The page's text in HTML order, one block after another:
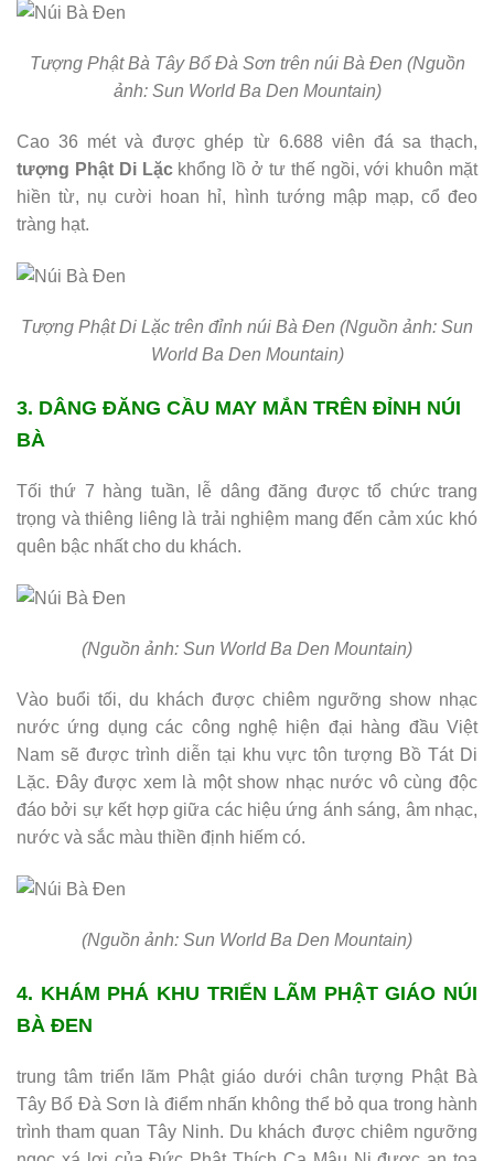
Tượng Phật Bà Tây Bổ Đà Sơn trên núi Bà Đen (Nguồn
ảnh: Sun World Ba Den Mountain)
Cao 36 mét và được ghép từ 6.688 viên đá sa thạch,
tượng Phật Di Lặc khổng lồ ở tư thế ngồi, với khuôn mặt
hiền từ, nụ cười hoan hỉ, hình tướng mập mạp, cổ đeo
tràng hạt.
Tượng Phật Di Lặc trên đỉnh núi Bà Đen (Nguồn ảnh: Sun
World Ba Den Mountain)
3. DÂNG ĐĂNG CẦU MAY MẮN TRÊN ĐỈNH NÚI
BÀ
Tối thứ 7 hàng tuần, lễ dâng đăng được tổ chức trang
trọng và thiêng liêng là trải nghiệm mang đến cảm xúc khó
quên bậc nhất cho du khách.
(Nguồn ảnh: Sun World Ba Den Mountain)
Vào buổi tối, du khách được chiêm ngưỡng show nhạc
nước ứng dụng các công nghệ hiện đại hàng đầu Việt
Nam sẽ được trình diễn tại khu vực tôn tượng Bồ Tát Di
Lặc. Đây được xem là một show nhạc nước vô cùng độc
đáo bởi sự kết hợp giữa các hiệu ứng ánh sáng, âm nhạc,
nước và sắc màu thiền định hiếm có.
(Nguồn ảnh: Sun World Ba Den Mountain)
4. KHÁM PHÁ KHU TRIỂN LÃM PHẬT GIÁO NÚI
BÀ ĐEN
trung tâm triển lãm Phật giáo dưới chân tượng Phật Bà
Tây Bổ Đà Sơn là điểm nhấn không thể bỏ qua trong hành
trình tham quan Tây Ninh. Du khách được chiêm ngưỡng